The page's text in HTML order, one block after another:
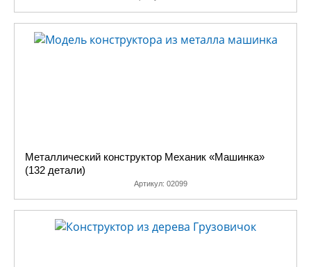
Металлический конструктор Механик «Машинка»
(132 детали)
Артикул: 02099